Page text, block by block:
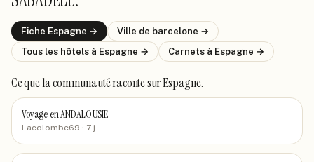
Fiche Espagne → Ville de barcelone →
Tous les hôtels à Espagne → Carnets à Espagne →
Ce que la communauté racontesur Espagne.
Voyage en ANDALOUSIE
Lacolombe69 · 7 j